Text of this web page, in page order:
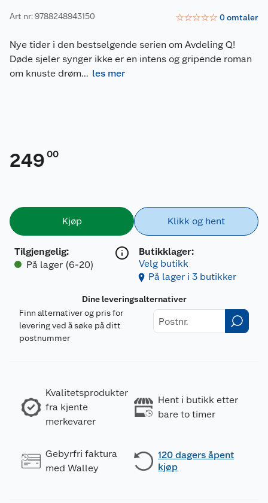
Art nr: 9788248943150 ☆☆☆☆☆ 0omtaler
Nye tider i den bestselgende serien om Avdeling Q!
Døde sjeler synger ikke er en intens og gripende roman
om knuste drøm... les mer
249 00
Kjøp
Tilgjengelig:
På lager (6-20)
Klikk og hent
Butikklager:
Velg butikk
På lager i 3 butikker
Dine leveringsalternativer
Finn alternativer og pris for
levering ved å søke på ditt
postnummer
Kvalitetsprodukter
fra kjente
merkevarer
Hent i butikk etter
bare to timer
Gebyrfri faktura
med Walley
120 dagers åpent
kjøp